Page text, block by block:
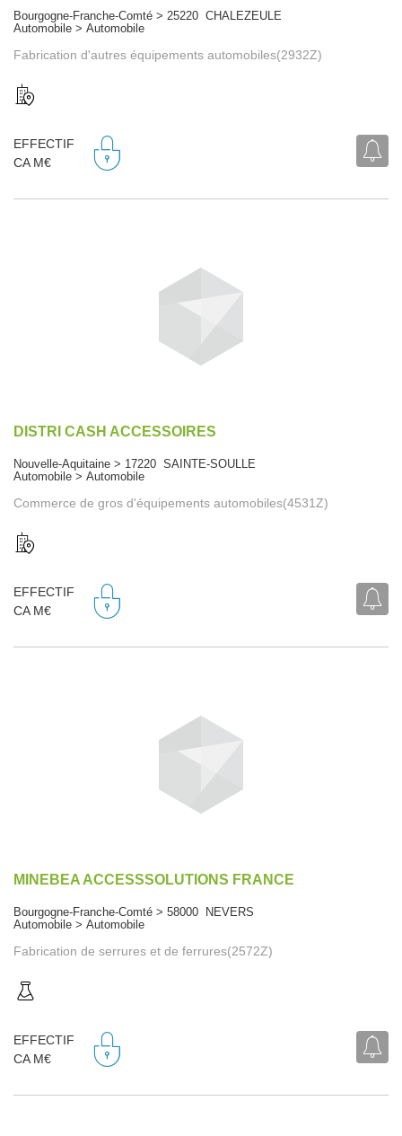
Bourgogne-Franche-Comté > 25220 CHALEZEULE
Automobile > Automobile
Fabrication d'autres équipements automobiles(2932Z)
EFFECTIF
CA M€
DISTRI CASH ACCESSOIRES
Nouvelle-Aquitaine > 17220 SAINTE-SOULLE
Automobile > Automobile
Commerce de gros d'équipements automobiles(4531Z)
EFFECTIF
CA M€
MINEBEA ACCESSSOLUTIONS FRANCE
Bourgogne-Franche-Comté > 58000 NEVERS
Automobile > Automobile
Fabrication de serrures et de ferrures(2572Z)
EFFECTIF
CA M€